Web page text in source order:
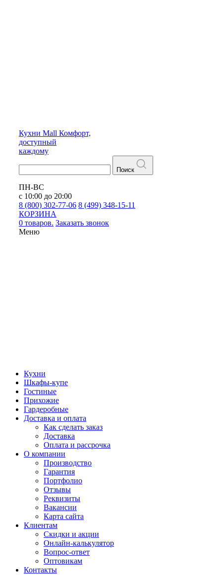
Кухни Mall Комфорт,
доступный
каждому
Поиск
ПН-ВС
с 10:00 до 20:00
8 (800) 302-77-06 8 (499) 348-15-11
КОРЗИНА
0 товаров. Заказать звонок
Меню
Кухни
Шкафы-купе
Гостиные
Прихожие
Гардеробные
Доставка и оплата
Как сделать заказ
Доставка
Оплата и рассрочка
О компании
Производство
Гарантия
Портфолио
Отзывы
Реквизиты
Вакансии
Карта сайта
Клиентам
Скидки и акции
Онлайн-калькулятор
Вопрос-ответ
Оптовикам
Контакты